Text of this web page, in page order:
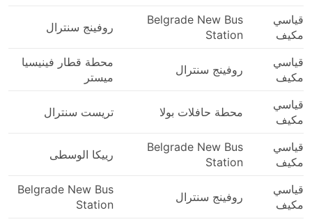
قياسي
مكيف
Belgrade New Bus
Station
روفينج سنترال
قياسي
مكيف
روفينج سنترال
محطة قطار فينيسيا
ميستر
قياسي
مكيف
محطة حافلات بولا تريست سنترال
قياسي
مكيف
Belgrade New Bus
Station
رييكا الوسطى
قياسي
مكيف
روفينج سنترال
Belgrade New Bus
Station